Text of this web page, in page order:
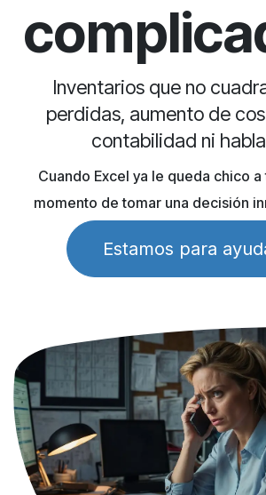
Inventarios que no
perdidas, aumento de
contabilidad ni
Cuando Excel ya le queda chico
momento de tomar una decisión
Estamos para